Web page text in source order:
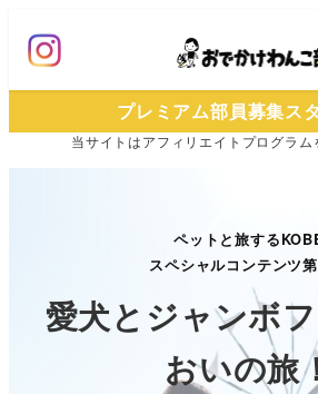
ン
プレミアム部員募集ス
当サイトはアフィリエイトプログラム
ペットと旅する
スペシャルコンテンツ
愛犬とジャンボ
おいの旅